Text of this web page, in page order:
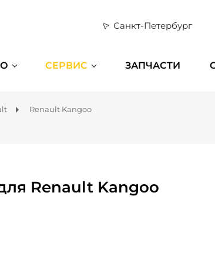
Санкт-Петербург
СЕРВИС ЗАПЧАСТИ
Renault Kangoo
Renault Kangoo